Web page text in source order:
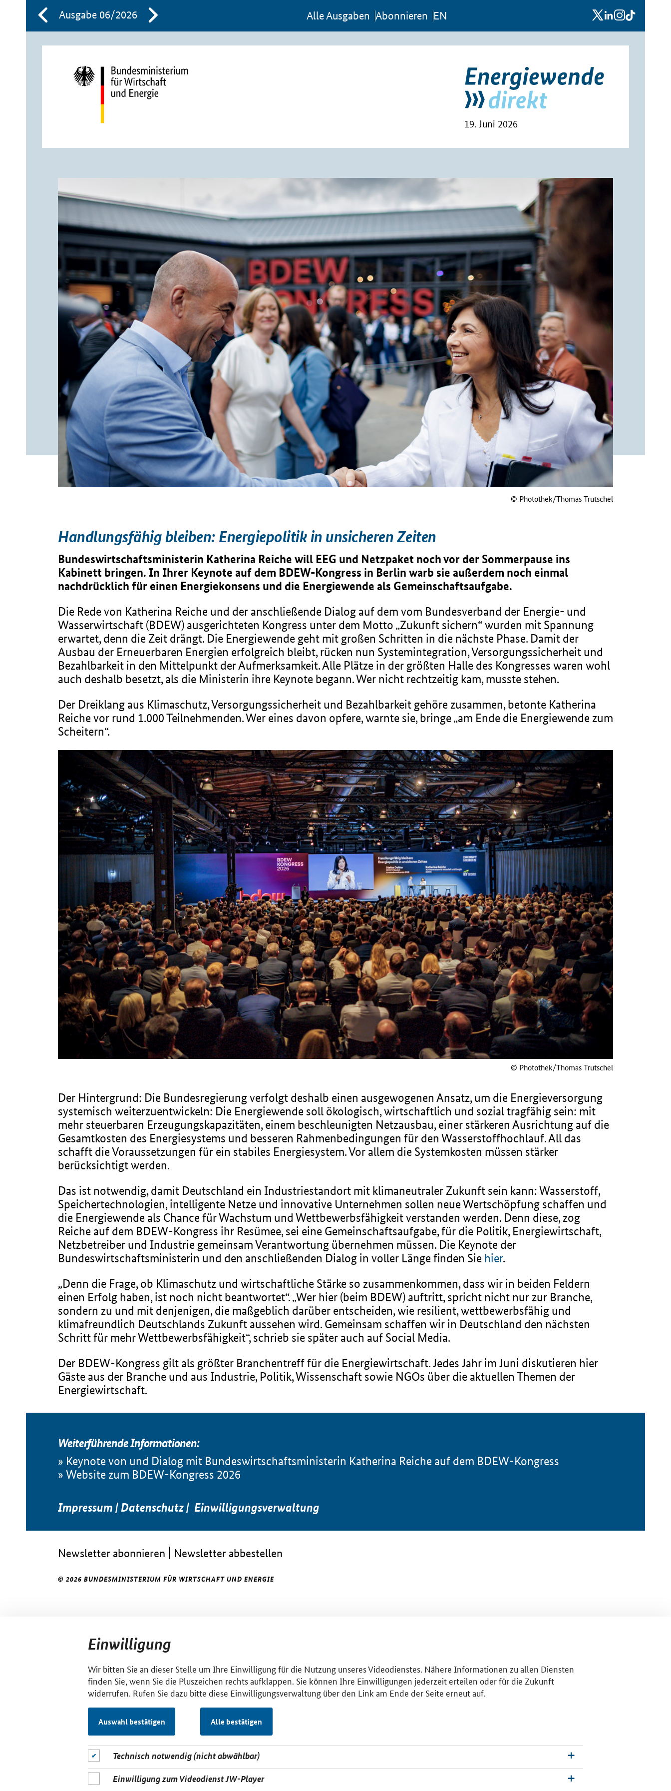
Ausgabe 06/2026 Al­le Aus­ga­ben Abon­nie­ren EN x linkedin
instagram
19. Juni 2026
© Photothek/Thomas Trutschel
Handlungsfähig bleiben: Energiepolitik in unsicheren Zeiten
Bundeswirtschaftsministerin Katherina Reiche will EEG und Netzpaket noch vor der Sommerpause ins
Kabinett bringen. In Ihrer Keynote auf dem BDEW-Kongress in Berlin warb sie außerdem noch einmal
nachdrücklich für einen Energiekonsens und die Energiewende als Gemeinschaftsaufgabe.
Die Rede von Katherina Reiche und der anschließende Dialog auf dem vom Bundesverband der Energie- und
Wasserwirtschaft (BDEW) ausgerichteten Kongress unter dem Motto „Zukunft sichern“ wurden mit Spannung
erwartet, denn die Zeit drängt. Die Energiewende geht mit großen Schritten in die nächste Phase. Damit der
Ausbau der Erneuerbaren Energien erfolgreich bleibt, rücken nun Systemintegration, Versorgungssicherheit und
Bezahlbarkeit in den Mittelpunkt der Aufmerksamkeit. Alle Plätze in der größten Halle des Kongresses waren wohl
auch deshalb besetzt, als die Ministerin ihre Keynote begann. Wer nicht rechtzeitig kam, musste stehen.
Der Dreiklang aus Klimaschutz, Versorgungssicherheit und Bezahlbarkeit gehöre zusammen, betonte Katherina
Reiche vor rund 1.000 Teilnehmenden. Wer eines davon opfere, warnte sie, bringe „am Ende die Energiewende zum
Scheitern“.
© Photothek/Thomas Trutschel
Der Hintergrund: Die Bundesregierung verfolgt deshalb einen ausgewogenen Ansatz, um die Energieversorgung
systemisch weiterzuentwickeln: Die Energiewende soll ökologisch, wirtschaftlich und sozial tragfähig sein: mit
mehr steuerbaren Erzeugungskapazitäten, einem beschleunigten Netzausbau, einer stärkeren Ausrichtung auf die
Gesamtkosten des Energiesystems und besseren Rahmenbedingungen für den Wasserstoffhochlauf. All das
schafft die Voraussetzungen für ein stabiles Energiesystem. Vor allem die Systemkosten müssen stärker
berücksichtigt werden.
Das ist notwendig, damit Deutschland ein Industriestandort mit klimaneutraler Zukunft sein kann: Wasserstoff,
Speichertechnologien, intelligente Netze und innovative Unternehmen sollen neue Wertschöpfung schaffen und
die Energiewende als Chance für Wachstum und Wettbewerbsfähigkeit verstanden werden. Denn diese, zog
Reiche auf dem BDEW-Kongress ihr Resümee, sei eine Gemeinschaftsaufgabe, für die Politik, Energiewirtschaft,
Netzbetreiber und Industrie gemeinsam Verantwortung übernehmen müssen. Die Keynote der
Bundeswirtschaftsministerin und den anschließenden Dialog in voller Länge finden Sie hier.
„Denn die Frage, ob Klimaschutz und wirtschaftliche Stärke so zusammenkommen, dass wir in beiden Feldern
einen Erfolg haben, ist noch nicht beantwortet“. „Wer hier (beim BDEW) auftritt, spricht nicht nur zur Branche,
sondern zu und mit denjenigen, die maßgeblich darüber entscheiden, wie resilient, wettbewerbsfähig und
klimafreundlich Deutschlands Zukunft aussehen wird. Gemeinsam schaffen wir in Deutschland den nächsten
Schritt für mehr Wettbewerbsfähigkeit“, schrieb sie später auch auf Social Media.
Der BDEW-Kongress gilt als größter Branchentreff für die Energiewirtschaft. Jedes Jahr im Juni diskutieren hier
Gäste aus der Branche und aus Industrie, Politik, Wissenschaft sowie NGOs über die aktuellen Themen der
Energiewirtschaft.
Weiterführende Informationen:
Keynote von und Dialog mit Bundeswirtschaftsministerin Katherina Reiche auf dem BDEW-Kongress
Website zum BDEW-Kongress 2026
Impressum |Datenschutz| Einwilligungsverwaltung
Newsletter abonnieren Newsletter abbestellen
© 2026 BUNDESMINISTERIUM FÜR WIRTSCHAFT UND ENERGIE
Einwilligung
Wir bitten Sie an dieser Stelle um Ihre Einwilligung für die Nutzung unseres Videodienstes. Nähere Informationen zu allen Diensten
finden Sie, wenn Sie die Pluszeichen rechts aufklappen. Sie können Ihre Einwilligungen jederzeit erteilen oder für die Zukunft
widerrufen. Rufen Sie dazu bitte diese Einwilligungsverwaltung über den Link am Ende der Seite erneut auf.
Auswahl bestätigen Alle bestätigen
Technisch notwendig (nicht abwählbar)
Einwilligung zum Videodienst JW-Player